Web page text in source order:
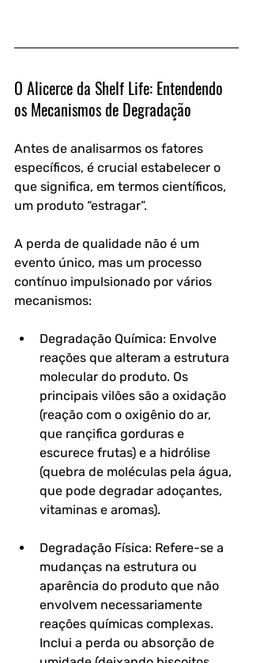
O Alicerce da Shelf Life: Entendendo
os Mecanismos de Degradação
Antes de analisarmos os fatores
específicos, é crucial estabelecer o
que significa, em termos científicos,
um produto “estragar”.
A perda de qualidade não é um
evento único, mas um processo
contínuo impulsionado por vários
mecanismos:
Degradação Química: Envolve
reações que alteram a estrutura
molecular do produto. Os
principais vilões são a oxidação
(reação com o oxigênio do ar,
que rançifica gorduras e
escurece frutas) e a hidrólise
(quebra de moléculas pela água,
que pode degradar adoçantes,
vitaminas e aromas).
Degradação Física: Refere-se a
mudanças na estrutura ou
aparência do produto que não
envolvem necessariamente
reações químicas complexas.
Inclui a perda ou absorção de